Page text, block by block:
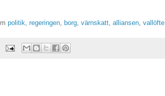
politik, regeringen, borg, värnskatt, alliansen, vallöfte